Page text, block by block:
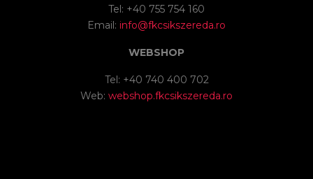
Tel: +40 755 754 160
Email: info@fkcsikszereda.ro
WEBSHOP
Tel: +40 740 400 702
Web: webshop.fkcsikszereda.ro